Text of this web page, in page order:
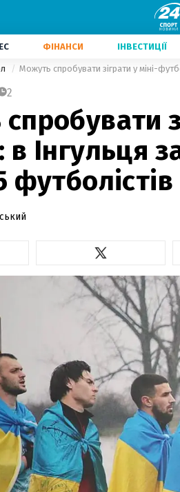
ФІНАНСИ ІНВЕСТИЦІЇ
Можуть спробувати зіграти у міні-
2
Інгульця
футболістів